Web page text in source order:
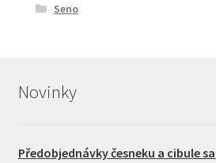
Seno
Novinky
Předobjednávky česneku a cibule